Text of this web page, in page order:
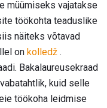
müümiseks vajatakse
töökohta teaduslike
näiteks võtavad
on kolledž .
Bakalaureusekraad
kuid selle
töökoha leidmise